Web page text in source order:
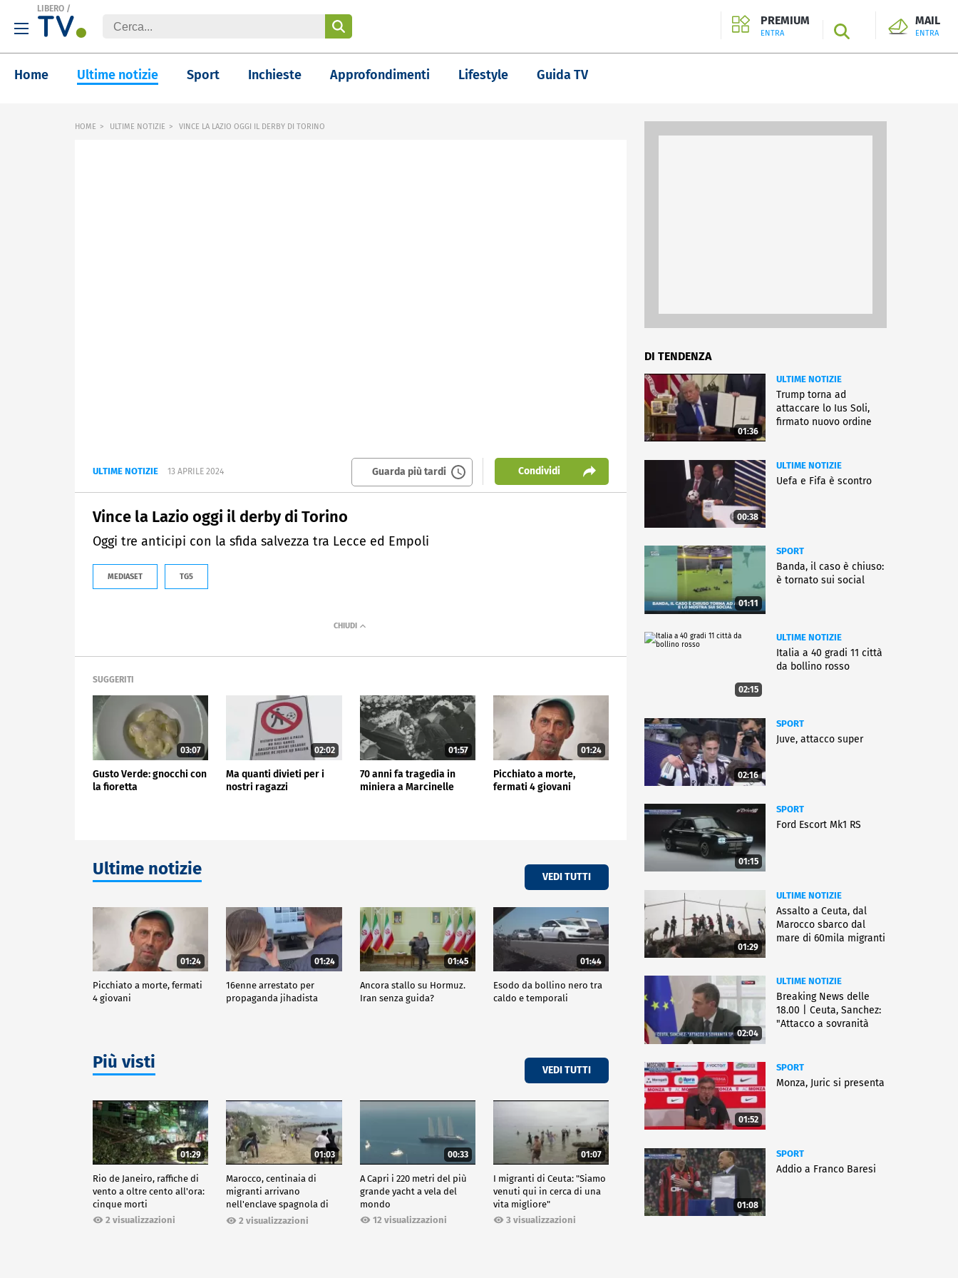
LIBERO /
PREMIUM
ENTRA SEARCH
MAIL
ENTRA
Home Ultime notizie Sport Inchieste Approfondimenti Lifestyle Guida TV
HOME ULTIME NOTIZIE VINCE LA LAZIO OGGI IL DERBY DI TORINO
ULTIME NOTIZIE 13 APRILE 2024 Guarda più tardi Condividi
Vince la Lazio oggi il derby di Torino
Oggi tre anticipi con la sfida salvezza tra Lecce ed Empoli
MEDIASET TG5
SUGGERITI
03:07
Gusto Verde: gnocchi con
la fioretta
02:02
Ma quanti divieti per i
nostri ragazzi
01:57
70 anni fa tragedia in
miniera a Marcinelle
01:24
Picchiato a morte,
fermati 4 giovani
Ultime notizie VEDI TUTTI
01:24
Picchiato a morte, fermati
4 giovani
01:24
16enne arrestato per
propaganda jihadista
01:45
Ancora stallo su Hormuz.
Iran senza guida?
01:44
Esodo da bollino nero tra
caldo e temporali
Più visti VEDI TUTTI
01:29
Rio de Janeiro, raffiche di
vento a oltre cento all'ora:
cinque morti
2 visualizzazioni
01:03
Marocco, centinaia di
migranti arrivano
nell'enclave spagnola di
Ceuta2 visualizzazioni
00:33
A Capri i 220 metri del più
grande yacht a vela del
mondo
12 visualizzazioni
01:07
I migranti di Ceuta: "Siamo
venuti qui in cerca di una
vita migliore"
3 visualizzazioni
DI TENDENZA
01:36
ULTIME NOTIZIE
Trump torna ad
attaccare lo Ius Soli,
firmato nuovo ordine
00:38
ULTIME NOTIZIE
Uefa e Fifa è scontro
01:11
SPORT
Banda, il caso è chiuso:
è tornato sui social
02:15
ULTIME NOTIZIE
Italia a 40 gradi 11 città
da bollino rosso
02:16
SPORT
Juve, attacco super
01:15
SPORT
Ford Escort Mk1 RS
01:29
ULTIME NOTIZIE
Assalto a Ceuta, dal
Marocco sbarco dal
mare di 60mila migranti
02:04
ULTIME NOTIZIE
Breaking News delle
18.00 | Ceuta, Sanchez:
"Attacco a sovranità
01:52
SPORT
Monza, Juric si presenta
01:08
SPORT
Addio a Franco Baresi